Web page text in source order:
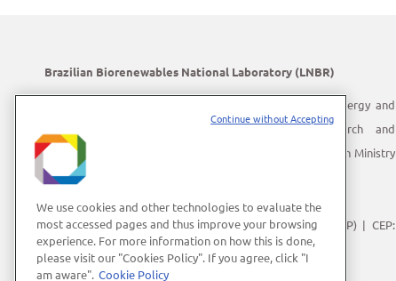
Brazilian Biorenewables National Laboratory (LNBR)
LNBR is part of the Brazilian Center for Research in Energy and
Materials (CNPEM) – a private, non-profit, research and
development institution under supervision of the Brazilian Ministry
of Science, Technology and Innovation (MCTI).
Address:
Giuseppe Máximo Scolfaro, 10.000
Polo II de Alta Tecnologia de Campinas | Campinas (SP) | CEP:
13083-100
Phone Number:+55 (19) 3512-1000
We use cookies and other technologies to evaluate the
most accessed pages and thus improve your browsing
experience. For more information on how this is done,
please visit our "Cookies Policy". If you agree, click "I
am aware". Cookie Policy
Continue without Accepting